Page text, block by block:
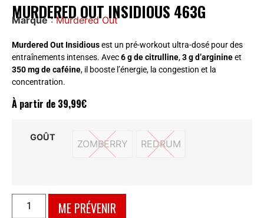
MURDERED OUT INSIDIOUS 463G
Marque:Murdered Out
Murdered Out Insidiousest un pré-workout ultra-dosé pour des
entraînements intenses. Avec6 g de citrulline,3 g d’arginineet
350 mg de caféine, il booste l’énergie, la congestion et la
concentration.
À partir de 39,99€
GOÛT
ZOMBERRY
ZOMBERRY
REDRUM
REDRUM
ME PRÉVENIR